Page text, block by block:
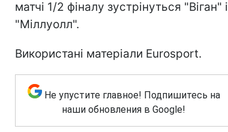
матчі 1/2 фіналу зустрінуться "Віган" і
"Міллуолл".
Використані матеріали Еurosport.
Не упустите главное! Подпишитесь на
наши обновления в Google!